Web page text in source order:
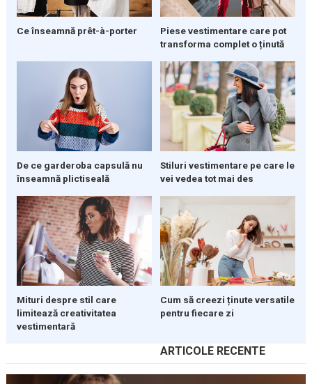
Ce înseamnă prêt-à-porter
Piese vestimentare care pot
transforma complet o ținută
De ce garderoba capsulă nu
înseamnă plictiseală
Stiluri vestimentare pe care le
vei vedea tot mai des
Mituri despre stil care
limitează creativitatea
vestimentară
Cum să creezi ținute versatile
pentru fiecare zi
ARTICOLE RECENTE